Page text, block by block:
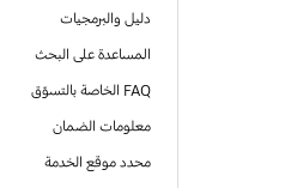
دليل والبرمجيات
المساعدة على البحث
FAQ الخاصة بالتسوّق
معلومات الضمان
محدد موقع الخدمة